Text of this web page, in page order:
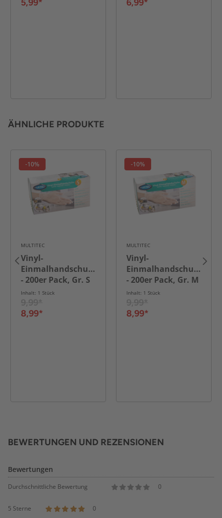
5,99* 6,99*
ÄHNLICHE PRODUKTE
-10%
MULTITEC
Vinyl-
Einmalhandschuhe
- 200er Pack, Gr. S
Inhalt: 1 Stück
8,99*
-10%
MULTITEC
Vinyl-
Einmalhandschuhe
- 200er Pack, Gr. M
Inhalt: 1 Stück
8,99*
BEWERTUNGEN UND REZENSIONEN
Bewertungen
Durchschnittliche Bewertung 0
5 Sterne
0